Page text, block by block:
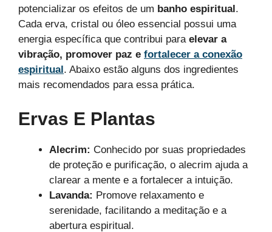
potencializar os efeitos de um banho espiritual.
Cada erva, cristal ou óleo essencial possui uma
energia específica que contribui para elevar a
vibração, promover paz e fortalecer a conexão
espiritual. Abaixo estão alguns dos ingredientes
mais recomendados para essa prática.
Ervas E Plantas
Alecrim: Conhecido por suas propriedades
de proteção e purificação, o alecrim ajuda a
clarear a mente e a fortalecer a intuição.
Lavanda: Promove relaxamento e
serenidade, facilitando a meditação e a
abertura espiritual.